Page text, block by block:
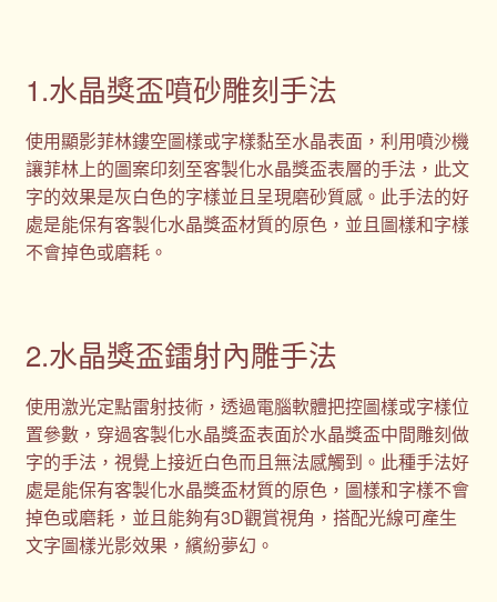
1.水晶獎盃噴砂雕刻手法
使用顯影菲林鏤空圖樣或字樣黏至水晶表面，利用噴沙機
讓菲林上的圖案印刻至客製化水晶獎盃表層的手法，此文
字的效果是灰白色的字樣並且呈現磨砂質感。此手法的好
處是能保有客製化水晶獎盃材質的原色，並且圖樣和字樣
不會掉色或磨耗。
2.水晶獎盃鐳射內雕手法
使用激光定點雷射技術，透過電腦軟體把控圖樣或字樣位
置參數，穿過客製化水晶獎盃表面於水晶獎盃中間雕刻做
字的手法，視覺上接近白色而且無法感觸到。此種手法好
處是能保有客製化水晶獎盃材質的原色，圖樣和字樣不會
掉色或磨耗，並且能夠有3D觀賞視角，搭配光線可產生
文字圖樣光影效果，繽紛夢幻。